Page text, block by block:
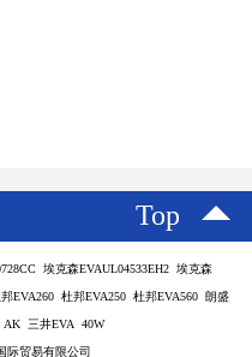
Top
埃克森EVAUL04533EH2 埃克森
EVA260 杜邦EVA250 杜邦EVA560 朗盛
AK 三井EVA 40W
际贸易有限公司